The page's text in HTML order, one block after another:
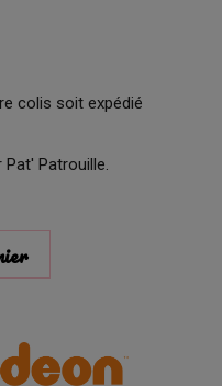
colis soit expédié
Pat' Patrouille.